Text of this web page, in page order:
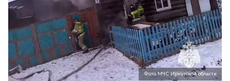
Фото МЧС Иркутской области